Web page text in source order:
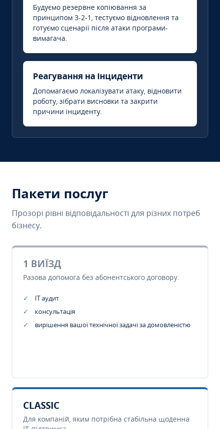
Будуємо резервне копіювання за
принципом 3-2-1, тестуємо відновлення та
готуємо сценарії після атаки програми-
вимагача.
Реагування на інциденти
Допомагаємо локалізувати атаку, відновити
роботу, зібрати висновки та закрити
причини інциденту.
Пакети послуг
Прозорі рівні відповідальності для різних потреб
бізнесу.
1 ВИЇЗД
Разова допомога без абонентського договору.
IT аудит
консультація
вирішення вашої технічної задачі за домовленістю
CLASSIC
Для компаній, яким потрібна стабільна щоденна